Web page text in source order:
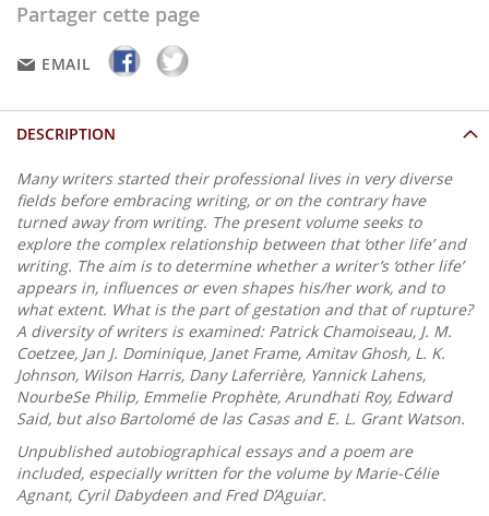
Partager cette page
EMAIL
DESCRIPTION
Many writers started their professional lives in very diverse
fields before embracing writing, or on the contrary have
turned away from writing. The present volume seeks to
explore the complex relationship between that ‘other life’ and
writing. The aim is to determine whether a writer’s ‘other life’
appears in, influences or even shapes his/her work, and to
what extent. What is the part of gestation and that of rupture?
A diversity of writers is examined: Patrick Chamoiseau, J. M.
Coetzee, Jan J. Dominique, Janet Frame, Amitav Ghosh, L. K.
Johnson, Wilson Harris, Dany Laferrière, Yannick Lahens,
NourbeSe Philip, Emmelie Prophète, Arundhati Roy, Edward
Said, but also Bartolomé de las Casas and E. L. Grant Watson.
Unpublished autobiographical essays and a poem are
included, especially written for the volume by Marie-Célie
Agnant, Cyril Dabydeen and Fred D’Aguiar.